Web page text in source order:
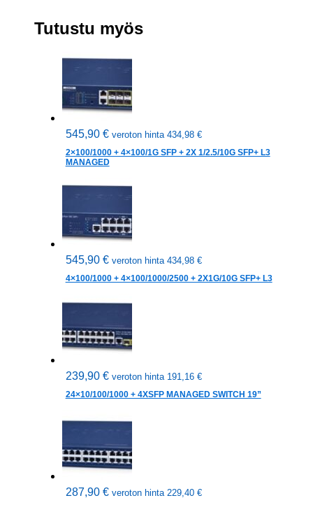
Tutustu myös
545,90 € veroton hinta 434,98 €
2×100/1000 + 4×100/1G SFP + 2X 1/2.5/10G SFP+ L3
MANAGED
545,90 € veroton hinta 434,98 €
4×100/1000 + 4×100/1000/2500 + 2X1G/10G SFP+ L3
239,90 € veroton hinta 191,16 €
24×10/100/1000 + 4XSFP MANAGED SWITCH 19”
287,90 € veroton hinta 229,40 €